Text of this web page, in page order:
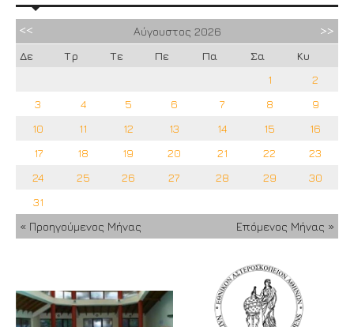
Αύγουστος 2026
Δε
Τρ Τε Πε Πα Σα
Κυ
1
2
3
4 5 6 7 8
9
10
11 12 13 14 15
16
17
18 19 20 21 22
23
24
25 26 27 28 29
30
31
« Προηγούμενος Μήνας
Επόμενος Μήνας »